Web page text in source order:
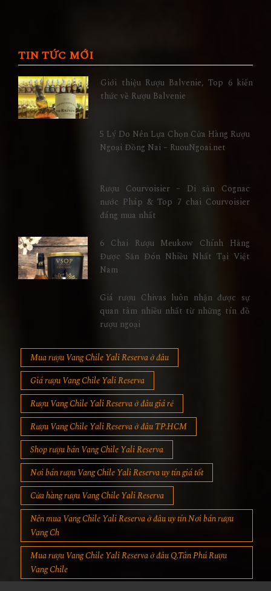
TIN TỨC MỚI
Giới thiệu Rượu Balvenie, Top 6 kiến
thức về Rượu Balvenie
5 Lý Do Nên Lựa Chọn Cửa Hàng Rượu
Ngoại Đồng Nai – RuouNgoai.net
Rượu Courvoisier – Di sản Cognac
nước Pháp & Top 7 chai Courvoisier
đáng mua nhất
6 Chai Rượu Meukow Chính Hãng
Được Săn Đón Nhiều Nhất Tại Việt
Nam
Giá rượu Chivas luôn nhận được sự
quan tâm nhiều nhất từ những tín đồ
rượu ngoại
Mua rượu Vang Chile Yali Reserva ở đâu
Giá rượu Vang Chile Yali Reserva
Rượu Vang Chile Yali Reserva ở đâu giá rẻ
Rượu Vang Chile Yali Reserva ở đâu TP.HCM
Shop rượu bán Vang Chile Yali Reserva
Nơi bán rượu Vang Chile Yali Reserva uy tín giá tốt
Cửa hàng rượu Vang Chile Yali Reserva
Nên mua Vang Chile Yali Reserva ở đâu uy tín Nơi bán rượu
Vang Ch
Mua rượu Vang Chile Yali Reserva ở đâu Q.Tân Phú Rượu
Vang Chile